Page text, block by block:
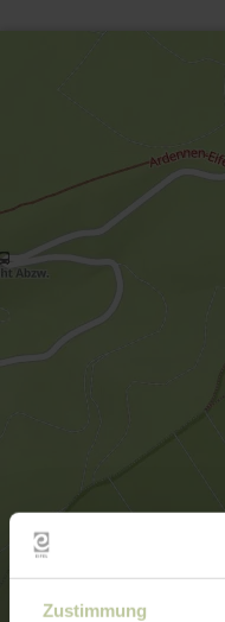
Zustimmung